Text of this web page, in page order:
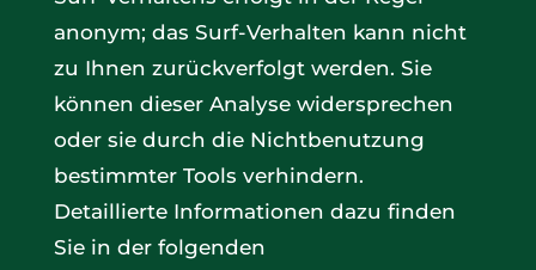
anonym; das Surf-Verhalten kann nicht
zu Ihnen zurückverfolgt werden. Sie
können dieser Analyse widersprechen
oder sie durch die Nichtbenutzung
bestimmter Tools verhindern.
Detaillierte Informationen dazu finden
Sie in der folgenden